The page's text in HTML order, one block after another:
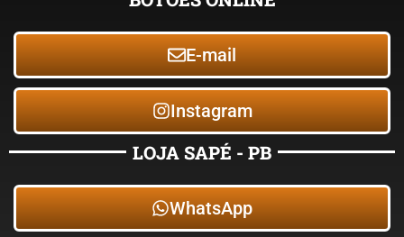
E-mail
Instagram
LOJA SAPÉ - PB
WhatsApp